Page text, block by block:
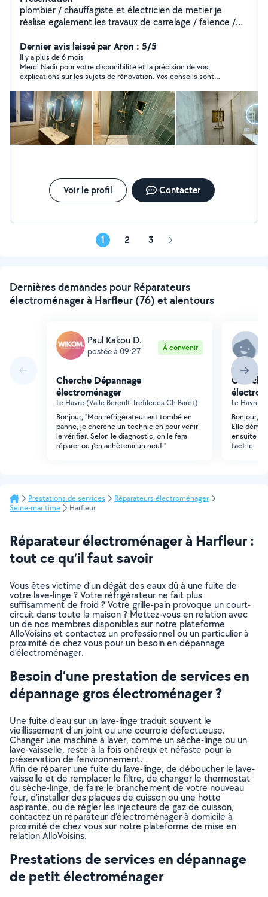
plombier / chauffagiste et électricien de metier je
réalise egalement les travaux de carrelage / faïence /
meubles... (pleins de photos sur demande: cuisines sur
mesure ... sdb clef en main... deco..
Dernier avis laissé par Aron : 5/5
Il y a plus de 6 mois
Merci Nadir pour votre disponibilité et la précision de vos
explications sur les sujets de rénovation. Vos conseils sont
temps que vous prenez pour bien traiter chaque point.
Voir le profil Contacter
1 2 3 Page
Dernières demandes pour Réparateurs
électroménager à Harfleur (76) et alentours
Paul Kakou D.
postée à 09:27 À convenir
Cherche Dépannage
électroménager
Le Havre (Valle Bereult-Trefileries Ch Baret)
Bonjour, "Mon réfrigérateur est tombé en
panne, je cherche un technicien pour venir
le vérifier. Selon le diagnostic, on le fera
réparer ou j'en achèterai un neuf."
Le Havre
Bonjour,
Elle
ensuite
tactile
Prestations de services
Réparateurs électroménager
Seine-maritime
Harfleur
Réparateur électroménager à Harfleur :
tout ce qu’il faut savoir
Vous êtes victime d’un dégât des eaux dû à une fuite de
votre lave-linge ? Votre réfrigérateur ne fait plus
suffisamment de froid ? Votre grille-pain provoque un court-
circuit dans toute la maison ? Mettez-vous en relation avec
un de nos membres disponibles sur notre plateforme
AlloVoisins et contactez un professionnel ou un particulier à
proximité de chez vous pour un besoin en dépannage
d’électroménager.
Besoin d’une prestation de services en
dépannage gros électroménager ?
Une fuite d’eau sur un lave-linge traduit souvent le
vieillissement d’un joint ou une courroie défectueuse.
Changer une machine à laver, comme un sèche-linge ou un
lave-vaisselle, reste à la fois onéreux et néfaste pour la
préservation de l’environnement.
Afin de réparer une fuite du lave-linge, de déboucher le lave-
vaisselle et de remplacer le filtre, de changer le thermostat
du sèche-linge, de faire le branchement de votre nouveau
four, d’installer des plaques de cuisson ou une hotte
aspirante, ou de régler les injecteurs de gaz de cuisson,
contactez un réparateur d’électroménager à domicile à
proximité de chez vous sur notre plateforme de mise en
relation AlloVoisins.
Prestations de services en dépannage
de petit électroménager